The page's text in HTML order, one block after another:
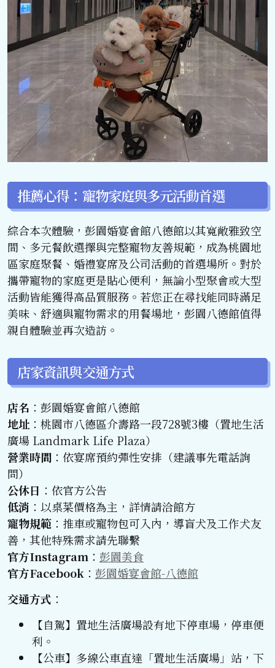
推薦心得：寵物家庭與多元活動首選
綜合本次體驗，彭園婚宴會館八德館以其寬敞雅致空
間、多元餐飲選擇與完整寵物友善規範，成為桃園地
區家庭聚餐、婚禮宴席及公司活動的首選場所。對於
攜帶寵物的家庭更是貼心便利，無論小型聚會或大型
活動皆能獲得高品質服務。若您正在尋找能同時滿足
美味、舒適與寵物需求的用餐場地，彭園八德館值得
親自體驗並再次造訪。
店家資訊與交通方式
店名 ：彭園婚宴會館八德館
地址 ：桃園市八德區介壽路一段728號3樓（置地生活
廣場 Landmark Life Plaza）
營業時間 ：依宴席預約彈性安排（建議事先電話詢
問）
公休日 ：依官方公告
低消 ：以桌菜價格為主，詳情請洽館方
寵物規範 ：推車或寵物包可入內，導盲犬及工作犬友
善，其他特殊需求請先聯繫
官方Instagram ： 彭園美食
官方Facebook ： 彭園婚宴會館-八德館
交通方式 ：
【自駕】置地生活廣場設有地下停車場，停車便
利。
【公車】多線公車直達「置地生活廣場」站，下